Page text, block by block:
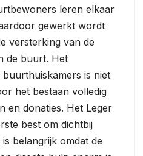
leren elkaar
gewerkt wordt
versterking van de
de buurt. Het
is niet
het bestaan volledig
en donaties. Het Leger
best om dichtbij
belangrijk omdat de